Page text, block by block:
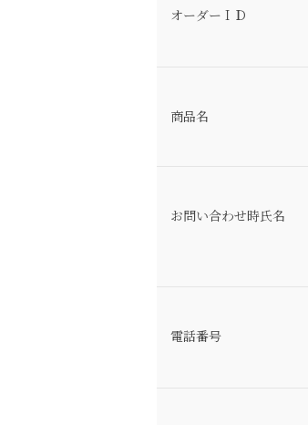
オーダーＩＤ
商品名
お問い合わせ時氏名
電話番号